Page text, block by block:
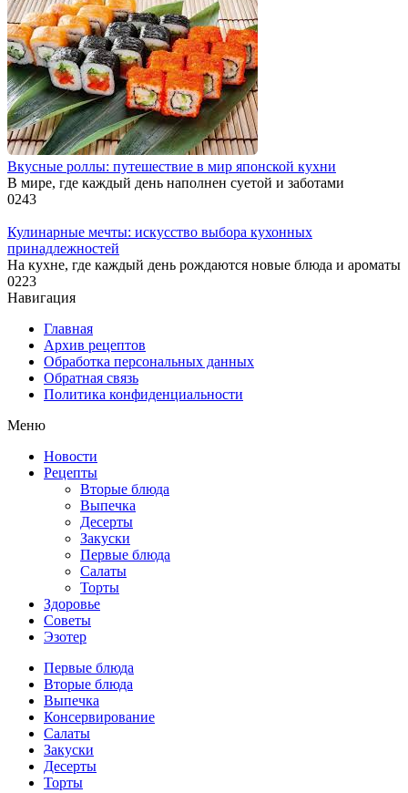
Вкусные роллы: путешествие в мир японской кухни
В мире, где каждый день наполнен суетой и заботами
0243
Кулинарные мечты: искусство выбора кухонных
принадлежностей
На кухне, где каждый день рождаются новые блюда и ароматы
0223
Навигация
Главная
Архив рецептов
Обработка персональных данных
Обратная связь
Политика конфиденциальности
Меню
Новости
Рецепты
Вторые блюда
Выпечка
Десерты
Закуски
Первые блюда
Салаты
Торты
Здоровье
Советы
Эзотер
Первые блюда
Вторые блюда
Выпечка
Консервирование
Салаты
Закуски
Десерты
Торты